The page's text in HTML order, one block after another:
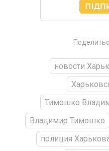
новости
Тимошко
Владимир Тимошко
полиция